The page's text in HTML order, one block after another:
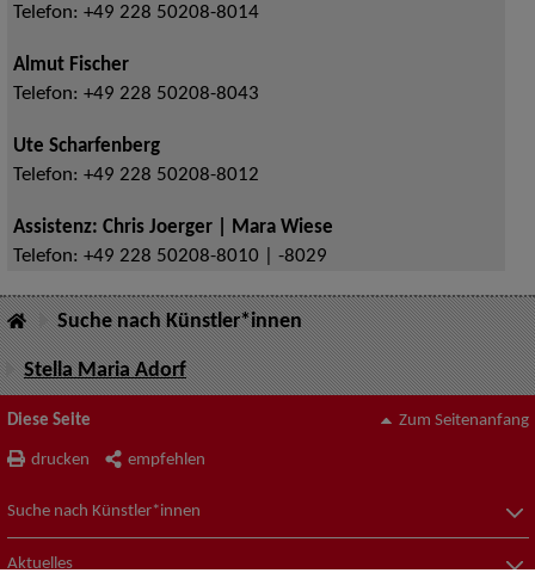
Telefon: +49 228 50208-8014
Almut Fischer
Telefon: +49 228 50208-8043
Ute Scharfenberg
Telefon: +49 228 50208-8012
Assistenz: Chris Joerger | Mara Wiese
Telefon: +49 228 50208-8010 | -8029
Suche nach Künstler*innen
Stella Maria Adorf
Diese Seite
drucken empfehlen
Zum Seitenanfang
Suche nach Künstler*innen
Aktuelles